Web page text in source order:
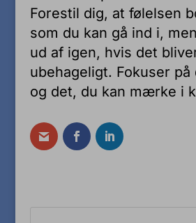
Forestil dig, at følelsen
som du kan gå ind i,
ud af igen, hvis det
ubehageligt. Fokuser
og det, du kan mærke i